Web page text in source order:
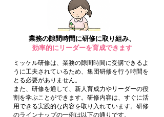
業務の隙間時間に研修に取り組み、
効率的にリーダーを育成できます
ミッケル研修は、業務の隙間時間に受講できるよ
うに工夫されているため、集団研修を行う時間を
とる必要がありません。
また、研修を通して、新人育成力やリーダーの役
割を学ぶことができます。研修内容は、すぐに活
用できる実践的な内容を取り入れています。研修
のラインナップの一例は以下の通りです。